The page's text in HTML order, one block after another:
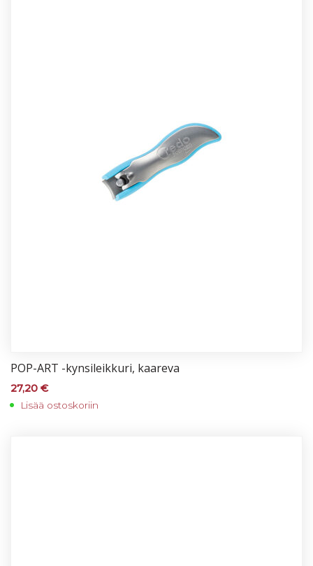
POP-ART -kyn­si­leik­ku­ri, kaa­re­va
27,20 €
Lisää ostoskoriin